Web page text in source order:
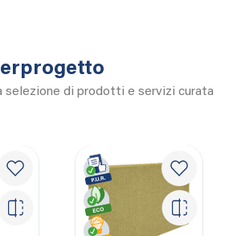
selezione di prodotti e servizi curata